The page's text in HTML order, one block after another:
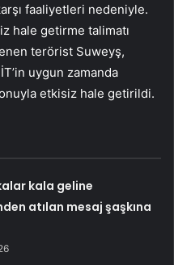
faaliyetleri nedeniyle.
hale getirme talimatı
terörist Suweyş,
uygun zamanda
etkisiz hale getirildi.
kala geline
atılan mesaj şaşkına